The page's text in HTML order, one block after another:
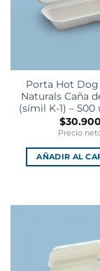
Porta Hot Dog
Naturals Caña
(símil K-1) – 500
$30.900
Precio
AÑADIR AL